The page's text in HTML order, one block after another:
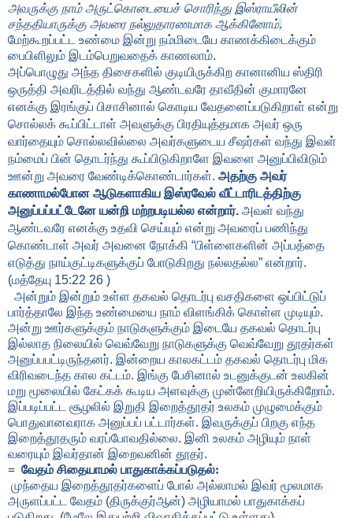
அவருக்கு நாம் அருட்கொடையைச் சொரிந்து இஸ்ராயீலின்
சந்ததியாருக்கு அவரை நல்லுதாரணமாக ஆக்கினோம்.
மேற்கூறப்பட்ட உண்மை இன்று நம்மிடையே காணக்கிடைக்கும்
பைபிளிலும் இடம்பெறுவதைக் காணலாம்.
அப்பொழுது அந்த திசைகளில் குடியிருக்கிற கானானிய ஸ்திரி
ஒருத்தி அவரிடத்தில் வந்து ஆண்டவரே தாவீதின் குமாரனே
எனக்கு இரங்குப் பிசாசினால் கொடிய வேதனைப்படுகிறாள் என்று
சொல்லக் கூப்பிட்டாள் அவளுக்கு பிரதியுத்தமாக அவர் ஒரு
வார்தையும் சொல்லவில்லை அவர்களுடைய சீஷர்கள் வந்து இவள்
நம்மைப் பின் தொடர்ந்து கூப்பிடுகிறாளே இவளை அனுப்பிவிடும்
ஊன்று அவரை வேண்டிக்கொண்டார்கள். அதற்கு அவர்
காணாமல்போன ஆடுகளாகிய இஸ்ரவேல் வீட்டாரிடத்திற்கு
அனுப்பப்பட்டேனே யன்றி மற்றபடியல்ல என்றார். அவள் வந்து
ஆண்டவரே எனக்கு உதவி செய்யும் என்று அவரைப் பணிந்து
கொண்டாள் அவர் அவனை நோக்கி “பிள்ளைகளின் அப்பத்தை
எடுத்து நாய்குட்டிகளுக்குப் போடுகிறது நல்லதல்ல” என்றார்.
(மத்தேயு 15:22 26 )
அன்றும் இன்றும் உள்ள தகவல் தொடர்பு வசதிகளை ஒப்பிட்டுப்
பார்த்தாலே இந்த உண்மையை நாம் விளங்கிக் கொள்ள முடியும்.
அன்று ஊர்களுக்கும் நாடுகளுக்கும் இடையே தகவல் தொடர்பு
இல்லாத நிலையில் வெவ்வேறு நாடுகளுக்கு வெவ்வேறு தூதர்கள்
அனுப்பபட்டிருந்தனர். இன்றைய காலகட்டம் தகவல் தொடர்பு மிக
விரிவடைந்த கால கட்டம். இங்கு பேசினால் உடனுக்குடன் உலகின்
மறு மூலையில் கேட்கக் கூடிய அளவுக்கு முன்னேறியிருக்கிறோம்.
இப்படிப்பட்ட சூழலில் இறுதி இறைத்தூதர் உலகம் முழுமைக்கும்
பொதுவானவராக அனுப்பப் பட்டார்கள். இவருக்குப் பிறகு எந்த
இறைத்தூதரும் வரப்போவதில்லை. இனி உலகம் அழியும் நாள்
வரையும் இவர்தான் இறைவனின் தூதர்.
= வேதம் சிதையாமல் பாதுகாக்கப்படுதல்:
முந்தைய இறைத்தூதர்களைப் போல் அல்லாமல் இவர் மூலமாக
அருளப்பட்ட வேதம் (திருக்குர்ஆன்) அழியாமல் பாதுகாக்கப்